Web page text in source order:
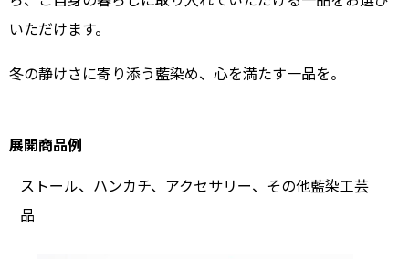
いただけます。
冬の静けさに寄り添う藍染め、心を満たす一品を。
展開商品例
ストール、ハンカチ、アクセサリー、その他藍染工芸
品